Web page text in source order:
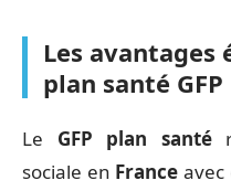
Les avantages
plan santé GFP
Le GFP plan santé
sociale en France avec